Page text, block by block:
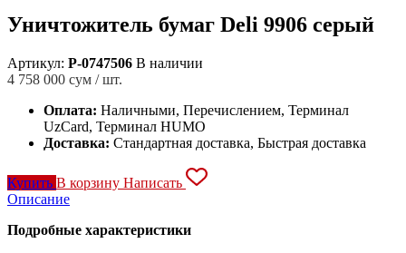
Уничтожитель бумаг Deli 9906 серый
Артикул: P-0747506 В наличии
4 758 000 сум / шт.
Оплата: Наличными, Перечислением, Терминал
UzCard, Терминал HUMO
Доставка: Стандартная доставка, Быстрая доставка
Купить В корзину Написать
Описание
Подробные характеристики